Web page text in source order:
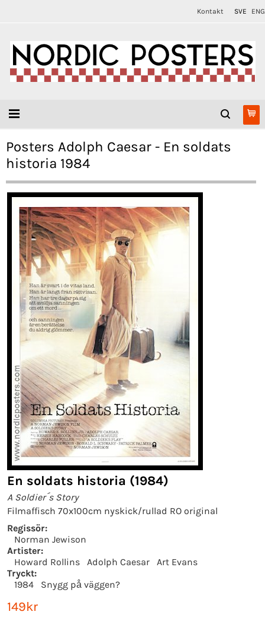
Kontakt SVE ENG
Posters Adolph Caesar - En soldats
historia 1984
En soldats historia (1984)
A Soldier´s Story
Filmaffisch 70x100cm nyskick/rullad RO original
Regissör:
Norman Jewison
Artister:
Howard Rollins
Adolph Caesar
Art Evans
Tryckt:
1984
Snygg på väggen?
149kr